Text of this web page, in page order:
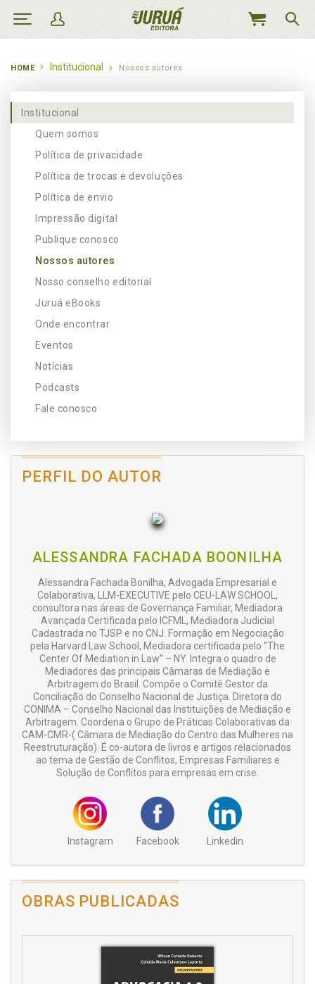
MEU
HOME Institucional Nossos autores
Institucional
Quem somos
Política de privacidade
Política de trocas e devoluções
Política de envio
Impressão digital
Publique conosco
Nossos autores
Nosso conselho editorial
Juruá eBooks
Onde encontrar
Eventos
Notícias
Podcasts
Fale conosco
PERFIL DO AUTOR
ALESSANDRA FACHADA BOONILHA
Alessandra Fachada Bonilha, Advogada Empresarial e
Colaborativa, LLM-EXECUTIVE pelo CEU-LAW SCHOOL,
consultora nas áreas de Governança Familiar, Mediadora
Avançada Certificada pelo ICFML, Mediadora Judicial
Cadastrada no TJSP e no CNJ. Formação em Negociação
pela Harvard Law School, Mediadora certificada pelo “The
Center Of Mediation in Law” – NY. Integra o quadro de
Mediadores das principais Câmaras de Mediação e
Arbitragem do Brasil. Compõe o Comitê Gestor da
Conciliação do Conselho Nacional de Justiça. Diretora do
CONIMA – Conselho Nacional das Instituições de Mediação e
Arbitragem. Coordena o Grupo de Práticas Colaborativas da
CAM-CMR-( Câmara de Mediação do Centro das Mulheres na
Reestruturação). É co-autora de livros e artigos relacionados
ao tema de Gestão de Conflitos, Empresas Familiares e
Solução de Conflitos para empresas em crise.
Instagram Facebook Linkedin
OBRAS PUBLICADAS